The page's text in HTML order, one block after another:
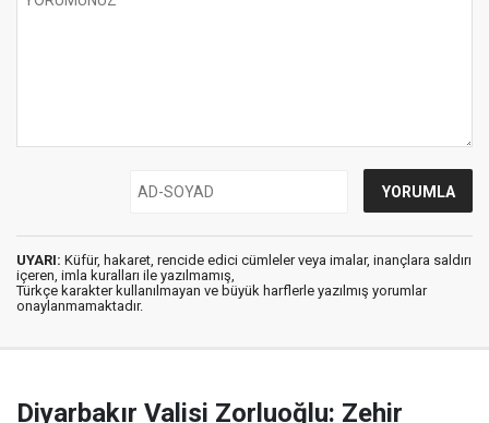
UYARI: Küfür, hakaret, rencide edici cümleler veya imalar, inançlara saldırı
içeren, imla kuralları ile yazılmamış,
Türkçe karakter kullanılmayan ve büyük harflerle yazılmış yorumlar
onaylanmamaktadır.
Diyarbakır Valisi Zorluoğlu: Zehir